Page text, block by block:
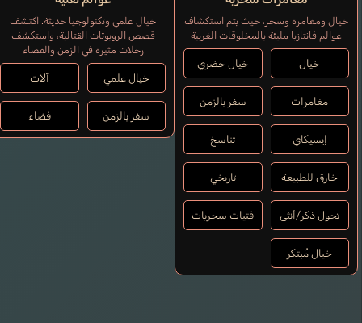
خيال ومغامرة وسحر، حيث يتم استكشاف
عوالم فانتازيا مليئة بالمخلوقات الغريبة
خيال خيال حضري
مغامرات سفر بالزمن
إيسيكاي تناسخ
خارق للطبيعة تاريخي
تحول ذكر/أنثى فتيات سحريات
خيال مُبتكر
خيال علمي وتكنولوجيا حديثة. اكتشف
قصص الروبوتات القتالية، واستكشف
رحلات مثيرة في الزمن والفضاء
خيال علمي آلات
سفر بالزمن فضاء